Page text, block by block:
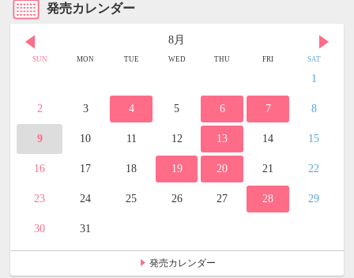
発売カレンダー
8月
SUN MON TUE WED THU FRI SAT
1
2 3 4 5 6 7 8
9 10 11 12 13 14 15
16 17 18 19 20 21 22
23 24 25 26 27 28 29
30 31
発売カレンダー